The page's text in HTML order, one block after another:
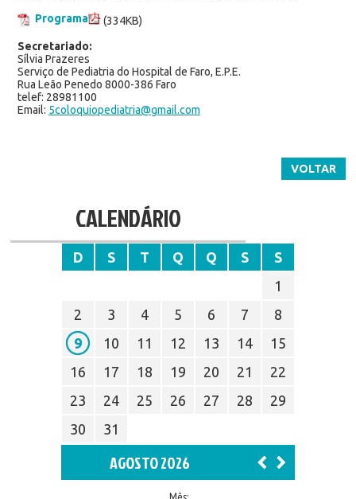
Programa
(334KB)
Secretariado:
Sílvia Prazeres
Serviço de Pediatria do Hospital de Faro, E.P.E.
Rua Leão Penedo 8000-386 Faro
telef: 28981100
Email: 5coloquiopediatria@gmail.com
VOLTAR
CALENDÁRIO
D S T Q Q S
S
1
2
3 4 5 6 7
8
9
10 11 12 13 14
15
16
17 18 19 20 21
22
23
24 25 26 27 28
29
30
31
AGOSTO 2026